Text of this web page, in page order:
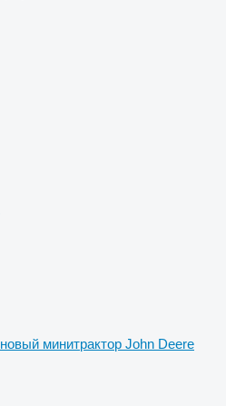
новый минитрактор John Deere